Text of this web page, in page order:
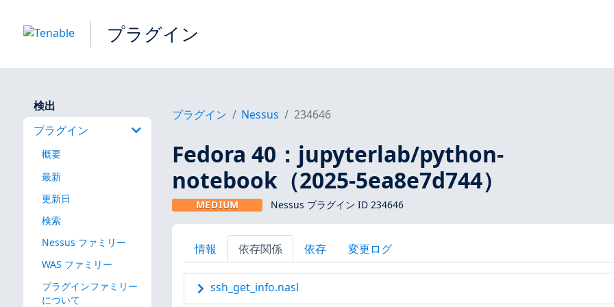
プラグイン
検出
プラグイン
概要
最新
更新日
検索
Nessus ファミリー
WAS ファミリー
プラグインファミリー
について
プラグイン Nessus 234646
Fedora 40：jupyterlab/python-
notebook（2025-5ea8e7d744）
MEDIUM Nessus プラグイン ID 234646
情報 依存関係 依存 変更ログ
ssh_get_info.nasl